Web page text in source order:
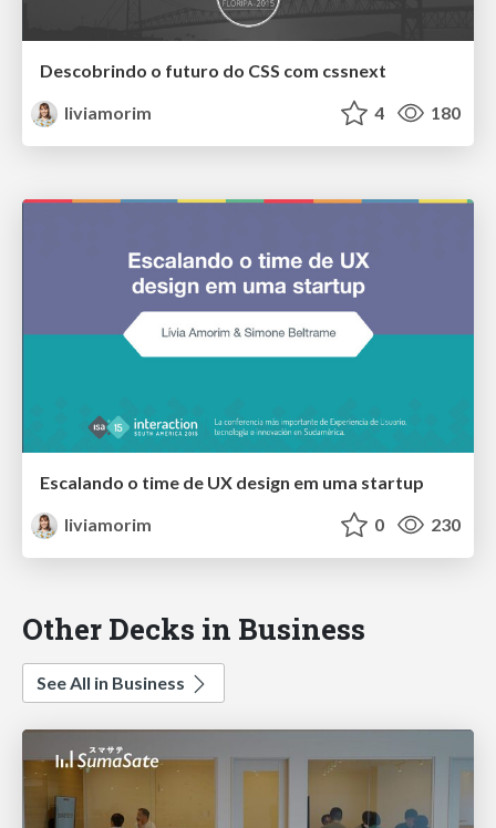
Descobrindo o futuro do CSS com cssnext
liviamorim
4 180
Escalando o time de UX design em uma startup
liviamorim
0 230
Other Decks in Business
See All in Business